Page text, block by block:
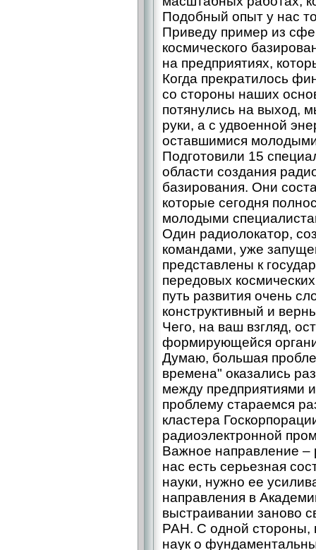
Подобный опыт у нас
Приведу пример из
космического
на предприятиях,
Когда прекратилось
со стороны наших
потянулись на выход,
руки, а с удвоенной
оставшимися
Подготовили 15
области создания
базирования. Они
которые сегодня
молодыми
Один радиолокатор,
командами, уже
представлены к
передовых
путь развития очень
конструктивный и
Чего, на ваш взгляд,
формирующейся
Думаю, большая
времена" оказались
между предприятиями
проблему стараемся
кластера
радиоэлектронной
Важное направление
нас есть серьезная
науки, нужно ее
направления в
выстраивании заново
РАН. С одной стороны,
наук о